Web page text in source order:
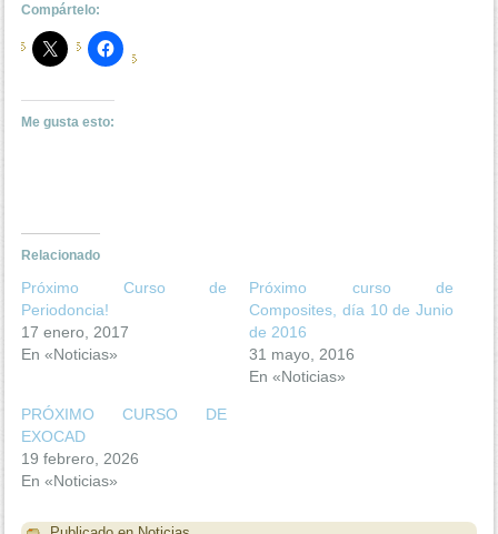
Compártelo:
Me gusta esto:
Relacionado
Próximo Curso de
Periodoncia!
17 enero, 2017
En «Noticias»
Próximo curso de
Composites, día 10 de Junio
de 2016
31 mayo, 2016
En «Noticias»
PRÓXIMO CURSO DE
EXOCAD
19 febrero, 2026
En «Noticias»